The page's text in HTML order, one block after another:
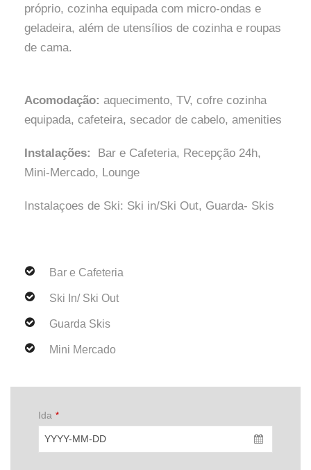
próprio, cozinha equipada com micro-ondas e
geladeira, além de utensílios de cozinha e roupas
de cama.
Acomodação: aquecimento, TV, cofre cozinha
equipada, cafeteira, secador de cabelo, amenities
Instalações:
Bar e Cafeteria, Recepção 24h,
Mini-Mercado, Lounge
Instalaçoes de Ski: Ski in/Ski Out, Guarda- Skis
Bar e Cafeteria
Ski In/ Ski Out
Guarda Skis
Mini Mercado
Ida *